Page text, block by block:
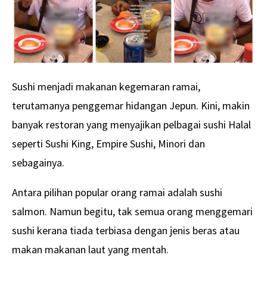
Sushi menjadi makanan kegemaran ramai,
terutamanya penggemar hidangan Jepun. Kini, makin
banyak restoran yang menyajikan pelbagai sushi Halal
seperti Sushi King, Empire Sushi, Minori dan
sebagainya.
Antara pilihan popular orang ramai adalah sushi
salmon. Namun begitu, tak semua orang menggemari
sushi kerana tiada terbiasa dengan jenis beras atau
makan makanan laut yang mentah.